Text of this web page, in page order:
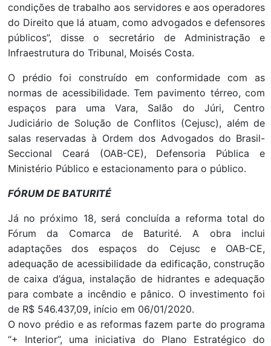
condições de trabalho aos servidores e aos operadores
do Direito que lá atuam, como advogados e defensores
públicos”, disse o secretário de Administração e
Infraestrutura do Tribunal, Moisés Costa.
O prédio foi construído em conformidade com as
normas de acessibilidade. Tem pavimento térreo, com
espaços para uma Vara, Salão do Júri, Centro
Judiciário de Solução de Conflitos (Cejusc), além de
salas reservadas à Ordem dos Advogados do Brasil-
Seccional Ceará (OAB-CE), Defensoria Pública e
Ministério Público e estacionamento para o público.
FÓRUM DE BATURITÉ
Já no próximo 18, será concluída a reforma total do
Fórum da Comarca de Baturité. A obra inclui
adaptações dos espaços do Cejusc e OAB-CE,
adequação de acessibilidade da edificação, construção
de caixa d’água, instalação de hidrantes e adequação
para combate a incêndio e pânico. O investimento foi
de R$ 546.437,09, início em 06/01/2020.
O novo prédio e as reformas fazem parte do programa
“+ Interior”, uma iniciativa do Plano Estratégico do